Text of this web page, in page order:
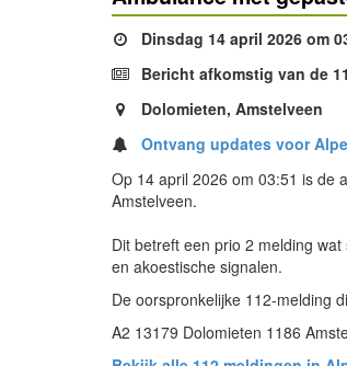
Dinsdag 14 april 2026 om
Bericht afkomstig van de
Dolomieten, Amstelveen
Ontvang updates voor
Op 14 april 2026 om 03:51 is de
Amstelveen.
Dit betreft een prio 2 melding
en akoestische signalen.
De oorspronkelijke 112-melding
A2 13179 Dolomieten 1186